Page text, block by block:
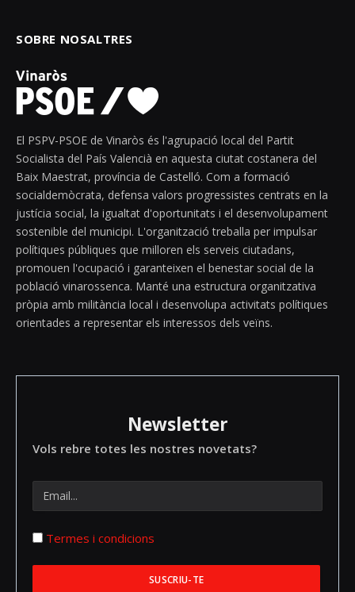
SOBRE NOSALTRES
El PSPV-PSOE de Vinaròs és l'agrupació local del Partit
Socialista del País Valencià en aquesta ciutat costanera del
Baix Maestrat, província de Castelló. Com a formació
socialdemòcrata, defensa valors progressistes centrats en la
justícia social, la igualtat d'oportunitats i el desenvolupament
sostenible del municipi. L'organització treballa per impulsar
polítiques públiques que milloren els serveis ciutadans,
promouen l'ocupació i garanteixen el benestar social de la
població vinarossenca. Manté una estructura organitzativa
pròpia amb militància local i desenvolupa activitats polítiques
orientades a representar els interessos dels veïns.
Newsletter
Vols rebre totes les nostres novetats?
Termes i condicions